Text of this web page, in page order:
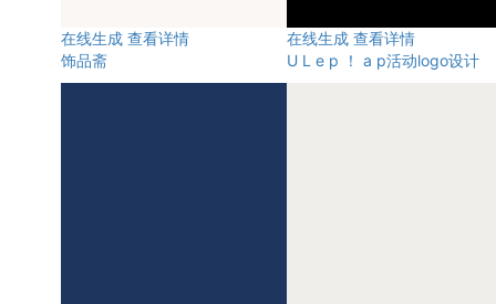
在线生成 查看详情
饰品斋
在线生成 查看详情
U L e p ！ a p活动logo设计